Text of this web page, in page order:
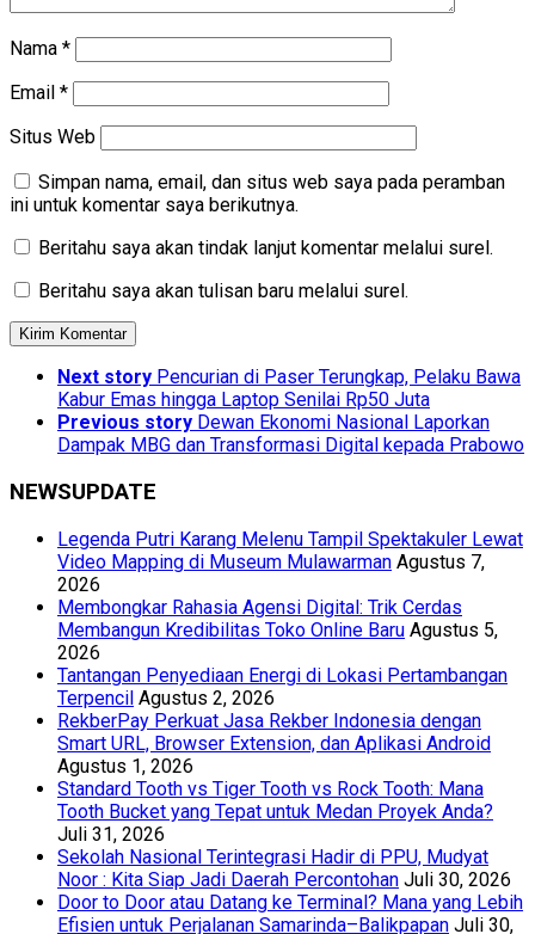
Nama *
Email *
Situs Web
Simpan nama, email, dan situs web saya pada peramban
ini untuk komentar saya berikutnya.
Beritahu saya akan tindak lanjut komentar melalui surel.
Beritahu saya akan tulisan baru melalui surel.
Next story Pencurian di Paser Terungkap, Pelaku Bawa
Kabur Emas hingga Laptop Senilai Rp50 Juta
Previous story Dewan Ekonomi Nasional Laporkan
Dampak MBG dan Transformasi Digital kepada Prabowo
NEWSUPDATE
Legenda Putri Karang Melenu Tampil Spektakuler Lewat
Video Mapping di Museum Mulawarman Agustus 7,
2026
Membongkar Rahasia Agensi Digital: Trik Cerdas
Membangun Kredibilitas Toko Online Baru Agustus 5,
2026
Tantangan Penyediaan Energi di Lokasi Pertambangan
Terpencil Agustus 2, 2026
RekberPay Perkuat Jasa Rekber Indonesia dengan
Smart URL, Browser Extension, dan Aplikasi Android
Agustus 1, 2026
Standard Tooth vs Tiger Tooth vs Rock Tooth: Mana
Tooth Bucket yang Tepat untuk Medan Proyek Anda?
Juli 31, 2026
Sekolah Nasional Terintegrasi Hadir di PPU, Mudyat
Noor : Kita Siap Jadi Daerah Percontohan Juli 30, 2026
Door to Door atau Datang ke Terminal? Mana yang Lebih
Efisien untuk Perjalanan Samarinda–Balikpapan Juli 30,